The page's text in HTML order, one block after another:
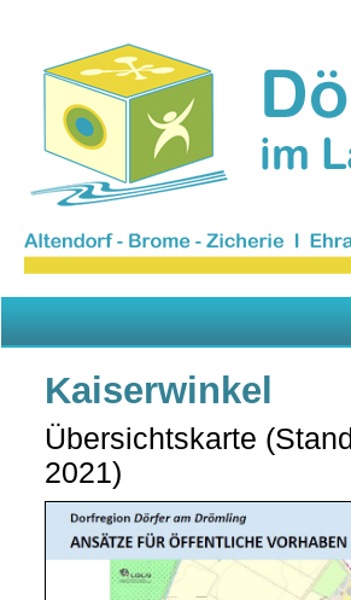
Kaiserwinkel
Übersichtskarte (Stand
2021)